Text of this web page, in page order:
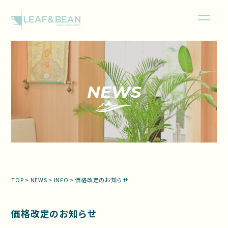
NEWS
TOP > NEWS > INFO >価格改定のお知らせ
価格改定のお知らせ